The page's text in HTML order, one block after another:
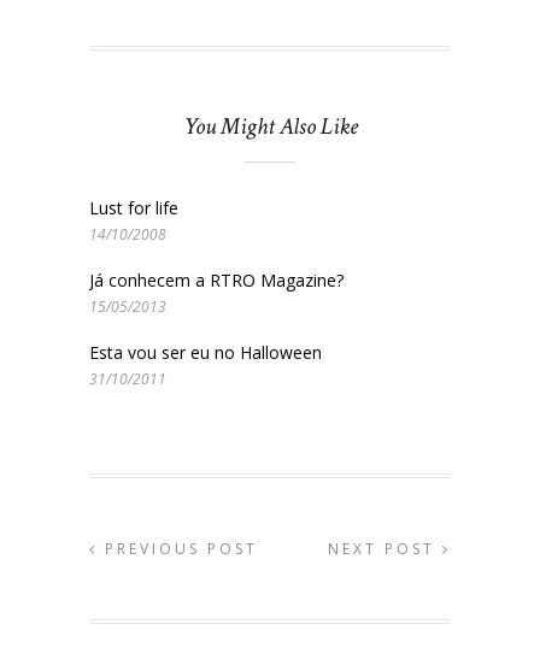
You Might Also Like
Lust for life
14/10/2008
Já conhecem a RTRO Magazine?
15/05/2013
Esta vou ser eu no Halloween
31/10/2011
PREVIOUS POST NEXT POST